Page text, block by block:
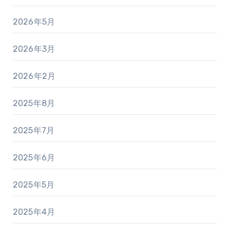
2026年5月
2026年3月
2026年2月
2025年8月
2025年7月
2025年6月
2025年5月
2025年4月